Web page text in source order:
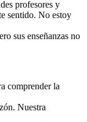
profesores y
sentido. No estoy
sus enseñanzas no
comprender la
Nuestra